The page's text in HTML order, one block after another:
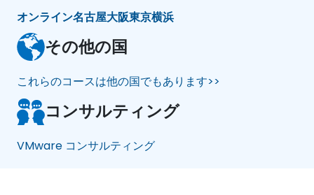
オンライン名古屋大阪東京横浜
その他の国
これらのコースは他の国でもあります>>
コンサルティング
VMware コンサルティング